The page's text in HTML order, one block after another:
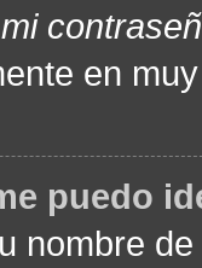
en
puedo
nombre